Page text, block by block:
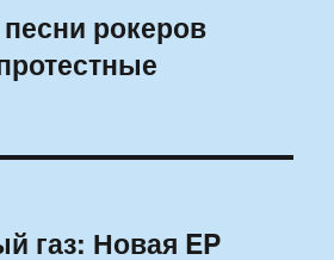
рокеров
газ: Новая EP